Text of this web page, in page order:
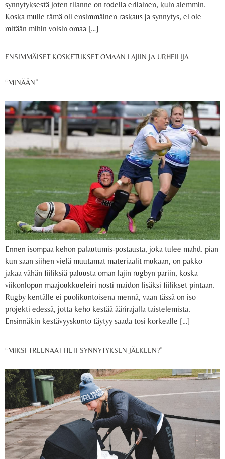
synnytyksestä joten tilanne on todella erilainen, kuin aiemmin.
Koska mulle tämä oli ensimmäinen raskaus ja synnytys, ei ole
mitään mihin voisin omaa […]
ENSIMMÄISET KOSKETUKSET OMAAN LAJIIN JA URHEILIJA
“MINÄÄN”
Ennen isompaa kehon palautumis-postausta, joka tulee mahd. pian
kun saan siihen vielä muutamat materiaalit mukaan, on pakko
jakaa vähän fiiliksiä paluusta oman lajin rugbyn pariin, koska
viikonlopun maajoukkueleiri nosti maidon lisäksi fiilikset pintaan.
Rugby kentälle ei puolikuntoisena mennä, vaan tässä on iso
projekti edessä, jotta keho kestää äärirajalla taistelemista.
Ensinnäkin kestävyyskunto täytyy saada tosi korkealle […]
“MIKSI TREENAAT HETI SYNNYTYKSEN JÄLKEEN?”